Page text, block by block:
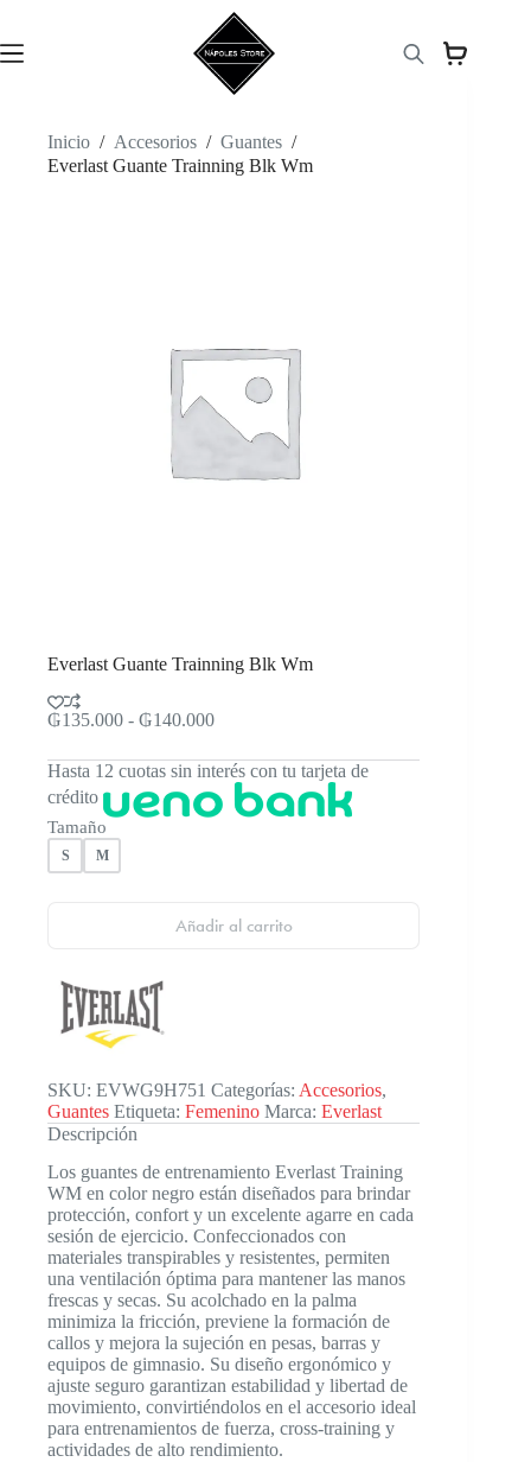
contenido
Inicio / Accesorios / Guantes /
Everlast Guante Trainning Blk Wm
Everlast Guante Trainning Blk Wm
₲135.000 - ₲140.000Rango
precios:
desde
₲135.000
Hasta 12 cuotas sin interés con tu tarjeta de
crédito
Tamaño
S M
Añadir al carrito
SKU: EVWG9H751 Categorías: Accesorios,
Guantes Etiqueta: Femenino Marca: Everlast
Descripción
Los guantes de entrenamiento Everlast Training
WM en color negro están diseñados para brindar
protección, confort y un excelente agarre en cada
sesión de ejercicio. Confeccionados con
materiales transpirables y resistentes, permiten
una ventilación óptima para mantener las manos
frescas y secas. Su acolchado en la palma
minimiza la fricción, previene la formación de
callos y mejora la sujeción en pesas, barras y
equipos de gimnasio. Su diseño ergonómico y
ajuste seguro garantizan estabilidad y libertad de
movimiento, convirtiéndolos en el accesorio ideal
para entrenamientos de fuerza, cross-training y
actividades de alto rendimiento.